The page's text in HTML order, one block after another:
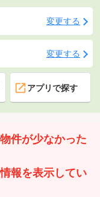
変更する
変更する
アプリで探す
件が少なかった
報を表示してい